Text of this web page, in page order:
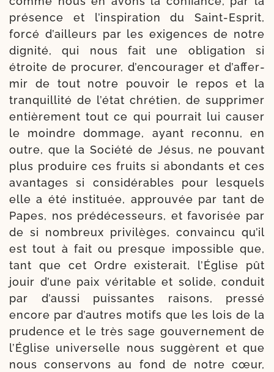
pré­sence et l’ins­pi­ra­tion du Saint-​Esprit,
for­cé d’ailleurs par les exi­gences de notre
digni­té, qui nous fait une obli­ga­tion si
étroite de pro­cu­rer, d’en­cou­ra­ger et d’af­fer­
mir de tout notre pou­voir le repos et la
tran­quilli­té de l’é­tat chré­tien, de sup­pri­mer
entiè­re­ment tout ce qui pour­rait lui cau­ser
le moindre dom­mage, ayant recon­nu, en
outre, que la Société de Jésus, ne pou­vant
plus pro­duire ces fruits si abon­dants et ces
avan­tages si consi­dé­rables pour les­quels
elle a été ins­ti­tuée, approu­vée par tant de
Papes, nos pré­dé­ces­seurs, et favo­ri­sée par
de si nom­breux pri­vi­lèges, convain­cu qu’il
est tout à fait ou presque impos­sible que,
tant que cet Ordre exis­te­rait, l’Église pût
jouir d’une paix véri­table et solide, conduit
par d’aus­si puis­santes rai­sons, pres­sé
encore par d’autres motifs que les lois de la
pru­dence et le très sage gou­ver­ne­ment de
l’Église uni­ver­selle nous sug­gèrent et que
nous conser­vons au fond de notre cœur,